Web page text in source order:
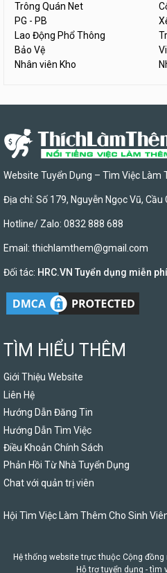
Trông Quán Net
PG - PB
Lao Động Phổ Thông
Bảo Vệ
Nhân viên Kho
Website Tuyển Dụng – Tìm Việc Làm
Địa chỉ: Số 179, Nguyễn Ngọc Vũ, Cầu
Hotline/ Zalo: 0832 888 688
Email: thichlamthem@gmail.com
Đối tác: HRC.VN Tuyển dụng miễn phí
TÌM HIỂU THÊM
Giới Thiệu Website
Liên Hệ
Hướng Dẫn Đăng Tin
Hướng Dẫn Tìm Việc
Điều Khoản Chính Sách
Phản Hồi Từ Nhà Tuyển Dụng
Chat với quản trị viên
Hội Tìm Việc Làm Thêm Cho Sinh
Hệ thống website trực thuộc Cộng đồng
Hỗ trợ tuyển dụng - tìm